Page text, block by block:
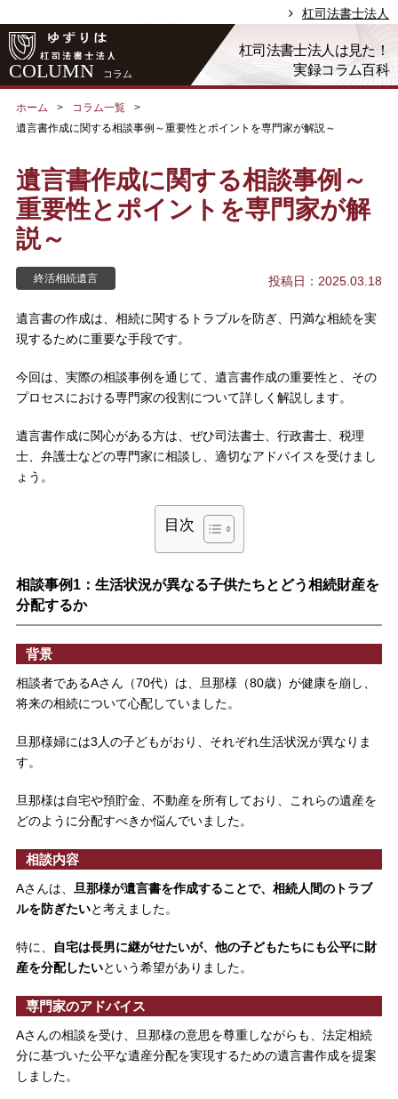
杠司法書士法人
COLUMN コラム
杠司法書士法人は見た！
実録コラム百科
ホーム
コラム一覧
遺言書作成に関する相談事例～重要性とポイントを専門家が解説～
遺言書作成に関する相談事例～
重要性とポイントを専門家が解
説～
終活相続遺言 投稿日：2025.03.18
遺言書の作成は、相続に関するトラブルを防ぎ、円満な相続を実
現するために重要な手段です。
今回は、実際の相談事例を通じて、遺言書作成の重要性と、その
プロセスにおける専門家の役割について詳しく解説します。
遺言書作成に関心がある方は、ぜひ司法書士、行政書士、税理
士、弁護士などの専門家に相談し、適切なアドバイスを受けまし
ょう。
目次
相談事例1：生活状況が異なる子供たちとどう相続財産を
分配するか
背景
相談者であるAさん（70代）は、旦那様（80歳）が健康を崩し、
将来の相続について心配していました。
旦那様婦には3人の子どもがおり、それぞれ生活状況が異なりま
す。
旦那様は自宅や預貯金、不動産を所有しており、これらの遺産を
どのように分配すべきか悩んでいました。
相談内容
Aさんは、 旦那様が遺言書を作成することで、相続人間のトラブ
ルを防ぎたいと考えました。
特に、
自宅は長男に継がせたいが、他の子どもたちにも公平に財
産を分配したいという希望がありました。
専門家のアドバイス
Aさんの相談を受け、旦那様の意思を尊重しながらも、法定相続
分に基づいた公平な遺産分配を実現するための遺言書作成を提案
しました。